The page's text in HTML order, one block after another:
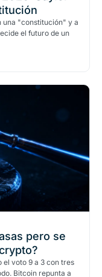
una "constitución" y a
el futuro de un
pero se
el voto 9 a 3 con tres
Bitcoin repunta a